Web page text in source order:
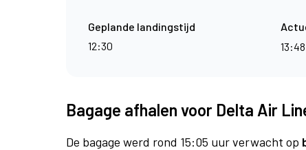
Geplande landingstijd
12:30
13:48
Bagage afhalen voor Delta Air
De bagage werd rond 15:05 uur verwacht op